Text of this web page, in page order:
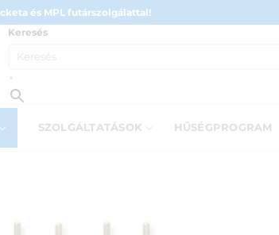
és MPL futárszolgálattal!
Keresés
×
SZOLGÁLTATÁSOK HŰSÉGPROGRAM